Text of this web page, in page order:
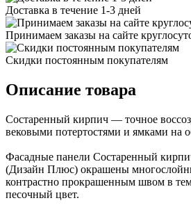
Доставка в течение 1-3 дней
Принимаем заказы на сайте
Скидки постоянным покупателям
Описание товара
Состаренный кирпич — точное
вековыми потертостями и ямками на
Фасадные панели Состаренный
(Дизайн Плюс) окрашены
контрастно прокрашенным швом в
песочный цвет.